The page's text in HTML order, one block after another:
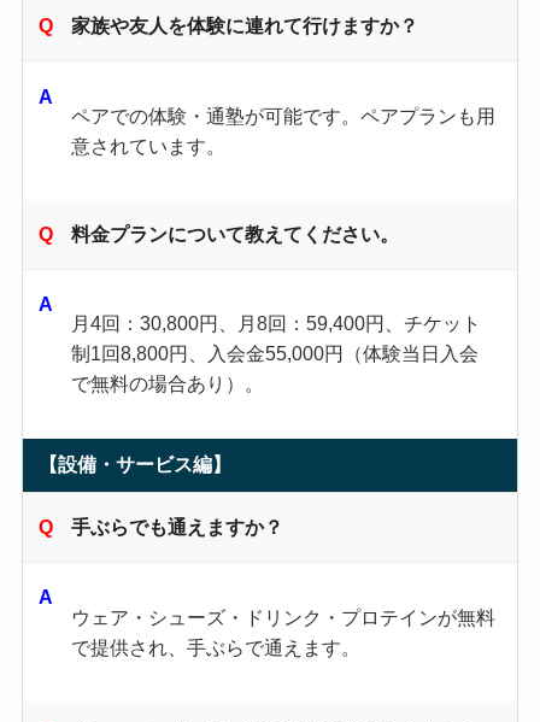
家族や友人を体験に連れて行けますか？
ペアでの体験・通塾が可能です。ペアプランも用
意されています。
料金プランについて教えてください。
月4回：30,800円、月8回：59,400円、チケット
制1回8,800円、入会金55,000円（体験当日入会
で無料の場合あり）。
【設備・サービス編】
手ぶらでも通えますか？
ウェア・シューズ・ドリンク・プロテインが無料
で提供され、手ぶらで通えます。